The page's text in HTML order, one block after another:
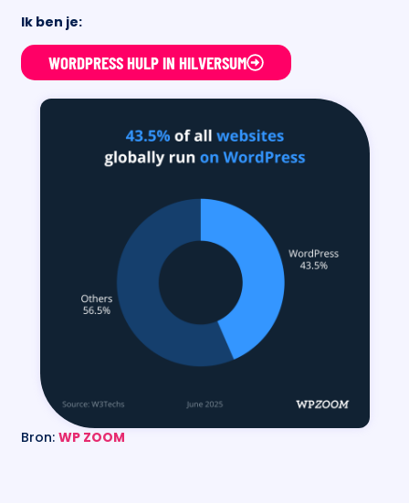
Ik ben je:
WORDPRESS HULP IN HILVERSUM
Bron:WP ZOOM